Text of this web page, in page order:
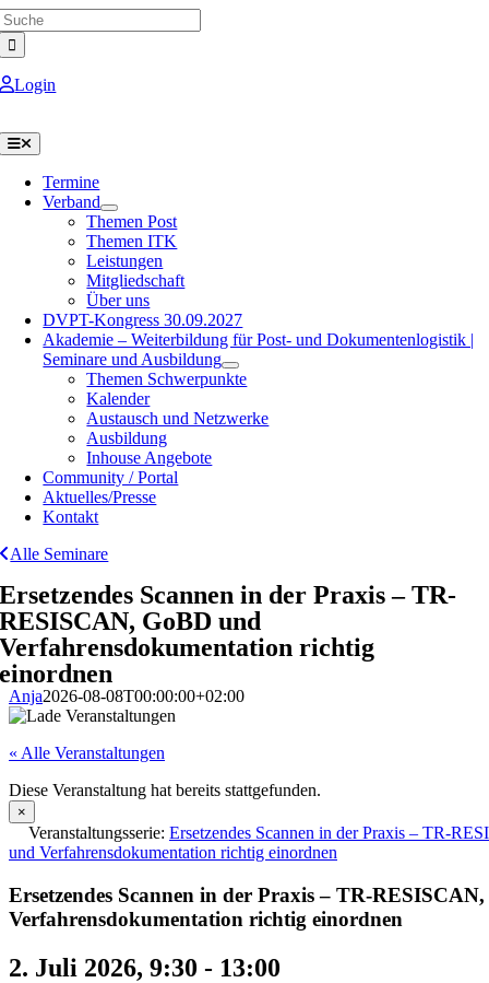
Skip
to
content
Login
Toggle
Navigation
Termine
Verband
Themen Post
Themen ITK
Leistungen
Mitgliedschaft
Über uns
DVPT-Kongress 30.09.2027
Akademie – Weiterbildung für Post- und Dokumentenlogistik |
Seminare und Ausbildung
Themen Schwerpunkte
Kalender
Austausch und Netzwerke
Ausbildung
Inhouse Angebote
Community / Portal
Aktuelles/Presse
Kontakt
Alle Seminare
Ersetzendes Scannen in der Praxis – TR-
RESISCAN, GoBD und
Verfahrensdokumentation richtig
einordnen
Anja2026-08-08T00:00:00+02:00
« Alle Veranstaltungen
Diese Veranstaltung hat bereits stattgefunden.
×
Veranstaltungsserie: Ersetzendes Scannen in der Praxis – TR-
und Verfahrensdokumentation richtig einordnen
Ersetzendes Scannen in der Praxis – TR-
Verfahrensdokumentation richtig einordnen
2. Juli 2026, 9:30 - 13:00